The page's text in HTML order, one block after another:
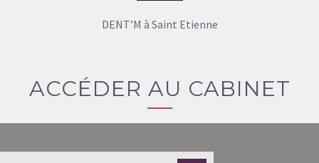
DENT’M à Saint Etienne
ACCÉDER AU CABINET